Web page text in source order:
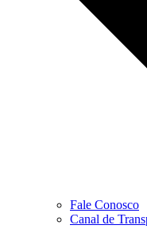
Fale Conosco
Canal de